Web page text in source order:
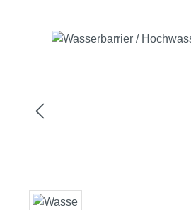
Bildergalerie überspringen